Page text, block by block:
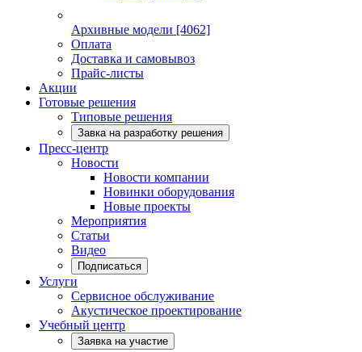
Архивные модели [4062]
Оплата
Доставка и самовывоз
Прайс-листы
Акции
Готовые решения
Типовые решения
Завка на разработку решения
Пресс-центр
Новости
Новости компании
Новинки оборудования
Новые проекты
Мероприятия
Статьи
Видео
Подписаться
Услуги
Сервисное обслуживание
Акустическое проектирование
Учебный центр
Заявка на участие